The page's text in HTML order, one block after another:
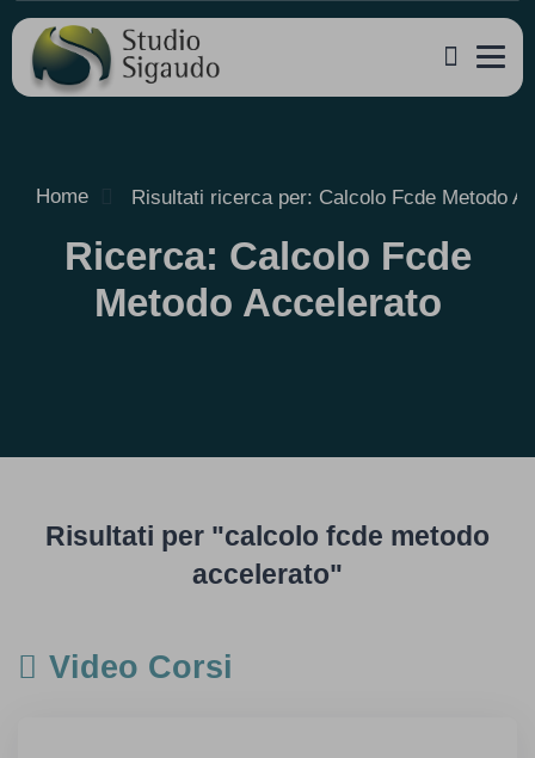
Home Risultati ricerca per: Calcolo Fcde Metodo
Ricerca: Calcolo Fcde
Metodo Accelerato
Risultati per "calcolo fcde metodo
accelerato"
Video Corsi